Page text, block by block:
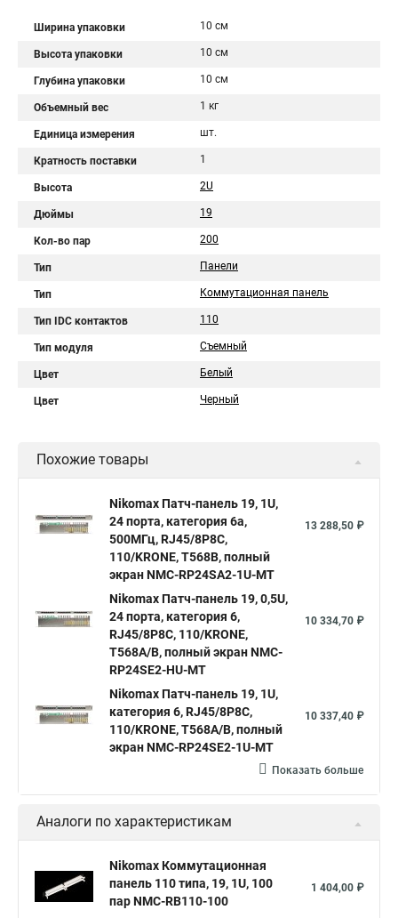
Ширина упаковки 10 см
Высота упаковки 10 см
Глубина упаковки 10 см
Объемный вес 1 кг
Единица измерения шт.
Кратность поставки 1
Высота 2U
Дюймы 19
Кол-во пар 200
Тип Панели
Тип Коммутационная панель
Тип IDC контактов 110
Тип модуля Cъемный
Цвет Белый
Цвет Черный
Похожие товары
Nikomax Патч-панель 19, 1U,
24 порта, категория 6a,
500МГц, RJ45/8P8C,
110/KRONE, T568B, полный
экран NMC-RP24SA2-1U-MT
13 288,50 ₽
Nikomax Патч-панель 19, 0,5U,
24 порта, категория 6,
RJ45/8P8C, 110/KRONE,
T568A/B, полный экран NMC-
RP24SE2-HU-MT
10 334,70 ₽
Nikomax Патч-панель 19, 1U,
категория 6, RJ45/8P8C,
110/KRONE, T568A/B, полный
экран NMC-RP24SE2-1U-MT
10 337,40 ₽
Показать больше
Аналоги по характеристикам
Nikomax Коммутационная
панель 110 типа, 19, 1U, 100
пар NMC-RB110-100
1 404,00 ₽